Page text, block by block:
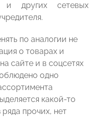
и других сетевых
по аналогии не
о товарах и
сайте и в соцсетях
одно
какой-то
прочих, нет